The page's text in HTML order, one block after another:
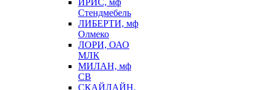
ИРИС, мф
Стендмебель
ЛИБЕРТИ, мф
Олмеко
ЛОРИ, ОАО
МЛК
МИЛАН, мф
СВ
СКАЙЛАЙН,